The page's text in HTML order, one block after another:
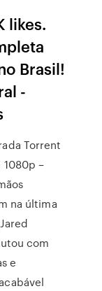
likes.
Brasil!
-
Torrent
1080p –
na última
com
e